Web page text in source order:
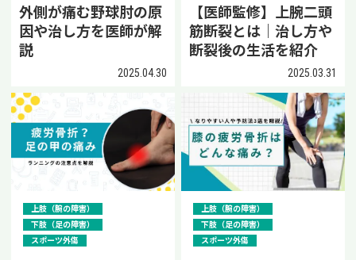
外側が痛む野球肘の原
因や治し方を医師が解
説
2025.04.30
【医師監修】上腕二頭
筋断裂とは｜治し方や
断裂後の生活を紹介
2025.03.31
上肢（腕の障害）
下肢（足の障害）
スポーツ外傷
上肢（腕の障害）
下肢（足の障害）
スポーツ外傷